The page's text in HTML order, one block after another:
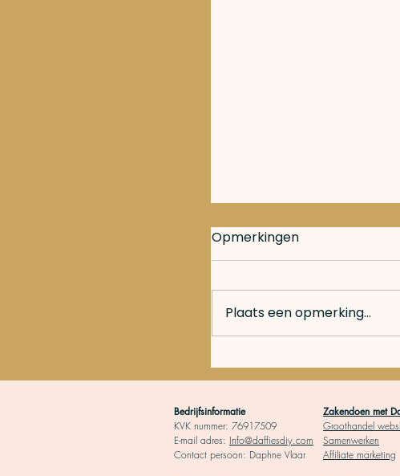
Borduren voor
moet weten!
Opmerkingen
Plaats een opmerking...
Bedrijfsinformatie
KVK nummer: 76917509
E-mail adres: Info@daffiesdiy.com
Contact persoon: Daphne Vlaar
Zakendoen met
Groothandel
Samenwerken
Affiliate marketing